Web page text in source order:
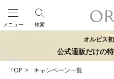
検索
メニュー
オルビス
公式通販だけの
TOP キャンペーン一覧